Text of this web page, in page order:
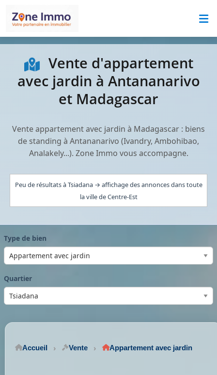
Vente d'appartement
avec jardin à Antananarivo
et Madagascar
Vente appartement avec jardin à Madagascar : biens
de standing à Antananarivo (Ivandry, Ambohibao,
Analakely...). Zone Immo vous accompagne.
Peu de résultats à Tsiadana → affichage des annonces dans toute
la ville de Centre-Est
Type de bien
Quartier
Accueil Vente Appartement avec jardin